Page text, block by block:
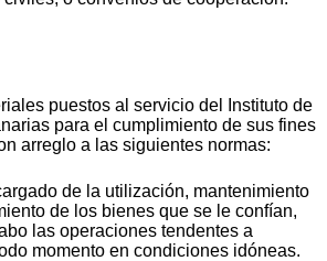
puestos al servicio del Instituto de
para el cumplimiento de sus fines
arreglo a las siguientes normas:
de la utilización, mantenimiento
de los bienes que se le confían,
las operaciones tendentes a
momento en condiciones idóneas.